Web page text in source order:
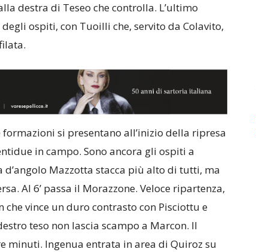
destra di Teseo che controlla. L’ultimo
ospiti, con Tuoilli che, servito da Colavito,
formazioni si presentano all’inizio della ripresa
in campo. Sono ancora gli ospiti a
d’angolo Mazzotta stacca più alto di tutti, ma
Al 6’ passa il Morazzone. Veloce ripartenza,
che vince un duro contrasto con Pisciottu e
teso non lascia scampo a Marcon. Il
minuti. Ingenua entrata in area di Quiroz su